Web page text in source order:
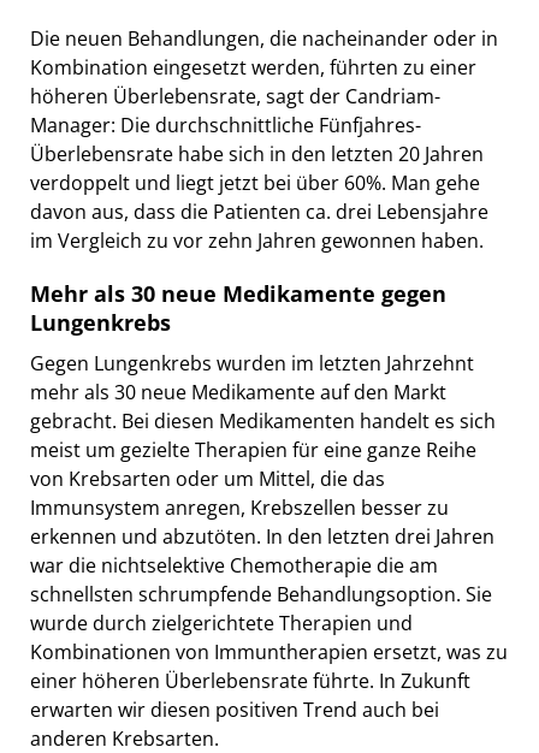
Die neuen Behandlungen, die nacheinander oder in
Kombination eingesetzt werden, führten zu einer
höheren Überlebensrate, sagt der Candriam-
Manager: Die durchschnittliche Fünfjahres-
Überlebensrate habe sich in den letzten 20 Jahren
verdoppelt und liegt jetzt bei über 60%. Man gehe
davon aus, dass die Patienten ca. drei Lebensjahre
im Vergleich zu vor zehn Jahren gewonnen haben.
Mehr als 30 neue Medikamente gegen
Lungenkrebs
Gegen Lungenkrebs wurden im letzten Jahrzehnt
mehr als 30 neue Medikamente auf den Markt
gebracht. Bei diesen Medikamenten handelt es sich
meist um gezielte Therapien für eine ganze Reihe
von Krebsarten oder um Mittel, die das
Immunsystem anregen, Krebszellen besser zu
erkennen und abzutöten. In den letzten drei Jahren
war die nichtselektive Chemotherapie die am
schnellsten schrumpfende Behandlungsoption. Sie
wurde durch zielgerichtete Therapien und
Kombinationen von Immuntherapien ersetzt, was zu
einer höheren Überlebensrate führte. In Zukunft
erwarten wir diesen positiven Trend auch bei
anderen Krebsarten.